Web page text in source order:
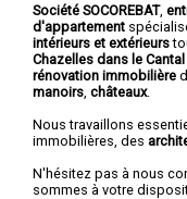
Société SOCOREBAT,
d'appartement
intérieurs et extérieurs
Chazelles dans le Cantal
rénovation immobilière
manoirs châteaux.
Nous travaillons
immobilières, des
N'hésitez pas à nous
sommes à votre